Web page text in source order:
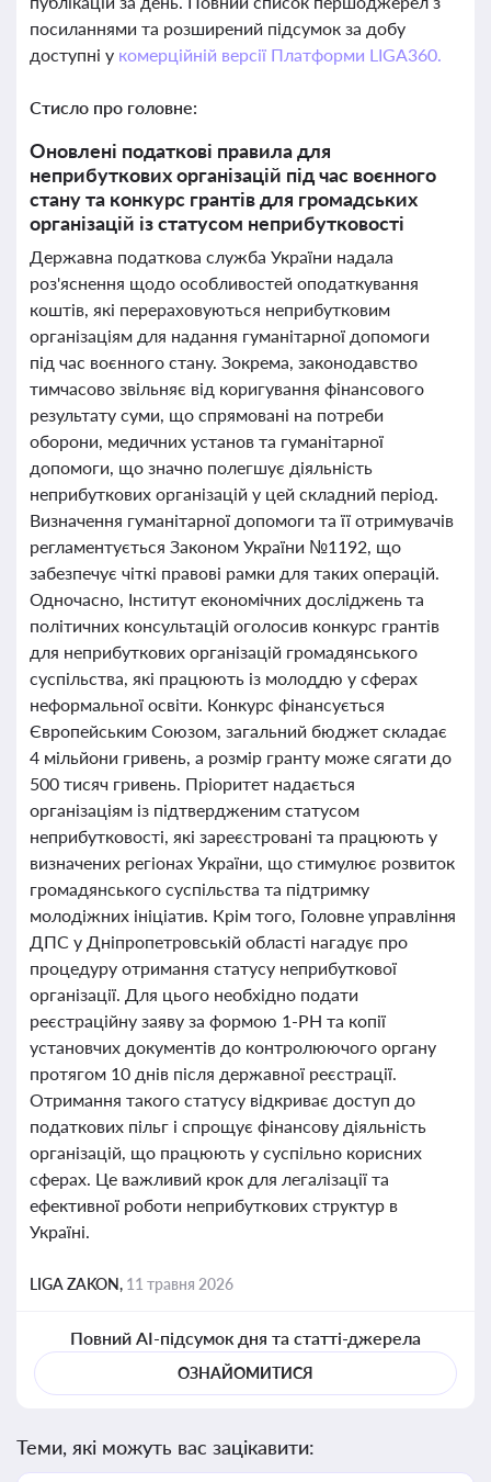
посиланнями та розширений підсумок за добу
доступні у комерційній версії Платформи LIGA360.
Стисло про головне:
Оновлені податкові правила для
неприбуткових організацій під час воєнного
стану та конкурс грантів для громадських
організацій із статусом неприбутковості
Державна податкова служба України надала
роз'яснення щодо особливостей оподаткування
коштів, які перераховуються неприбутковим
організаціям для надання гуманітарної допомоги
під час воєнного стану. Зокрема, законодавство
тимчасово звільняє від коригування фінансового
результату суми, що спрямовані на потреби
оборони, медичних установ та гуманітарної
допомоги, що значно полегшує діяльність
неприбуткових організацій у цей складний період.
Визначення гуманітарної допомоги та її отримувачів
регламентується Законом України №1192, що
забезпечує чіткі правові рамки для таких операцій.
Одночасно, Інститут економічних досліджень та
політичних консультацій оголосив конкурс грантів
для неприбуткових організацій громадянського
суспільства, які працюють із молоддю у сферах
неформальної освіти. Конкурс фінансується
Європейським Союзом, загальний бюджет складає
4 мільйони гривень, а розмір гранту може сягати до
500 тисяч гривень. Пріоритет надається
організаціям із підтвердженим статусом
неприбутковості, які зареєстровані та працюють у
визначених регіонах України, що стимулює розвиток
громадянського суспільства та підтримку
молодіжних ініціатив. Крім того, Головне управління
ДПС у Дніпропетровській області нагадує про
процедуру отримання статусу неприбуткової
організації. Для цього необхідно подати
реєстраційну заяву за формою 1-РН та копії
установчих документів до контролюючого органу
протягом 10 днів після державної реєстрації.
Отримання такого статусу відкриває доступ до
податкових пільг і спрощує фінансову діяльність
організацій, що працюють у суспільно корисних
сферах. Це важливий крок для легалізації та
ефективної роботи неприбуткових структур в
Україні.
LIGA ZAKON, 11 травня 2026
Повний AI-підсумок дня та статті-джерела
ОЗНАЙОМИТИСЯ
Теми, які можуть вас зацікавити: